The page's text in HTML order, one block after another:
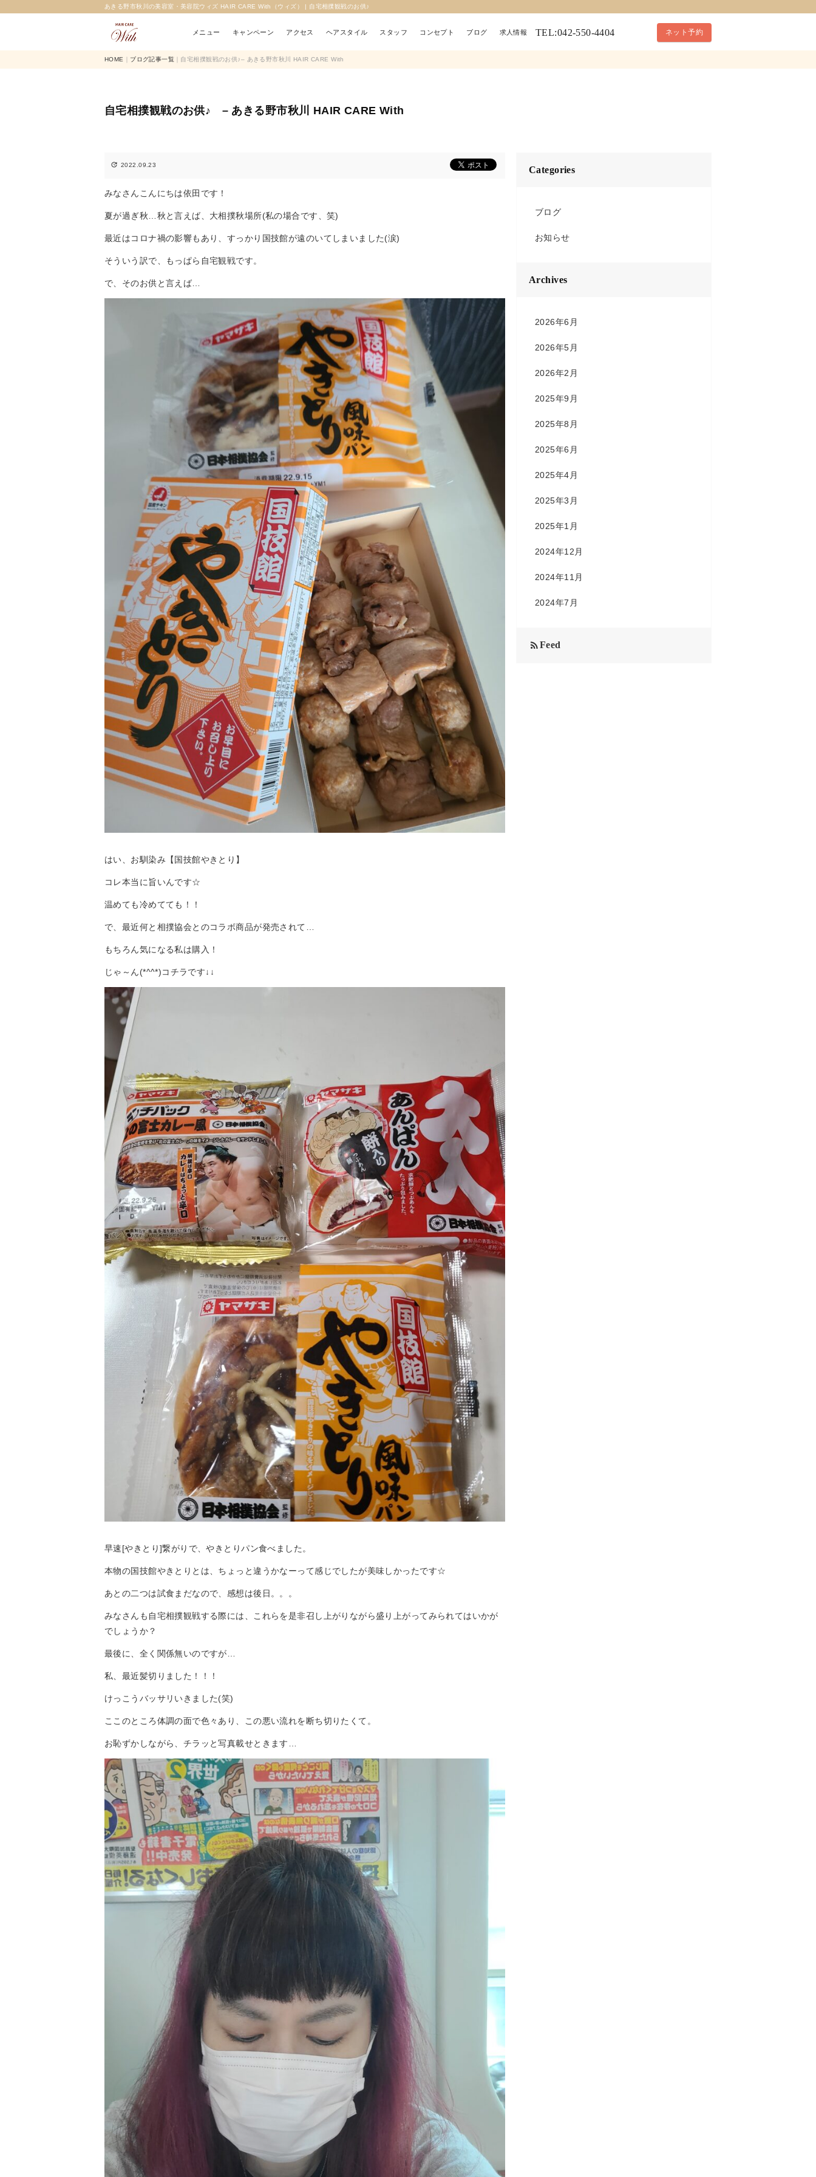
あきる野市秋川の美容室・美容院ウィズ HAIR CARE With（ウィズ） | 自宅相撲観戦のお供♪︎
メニュー キャンペーン アクセス ヘアスタイル スタッフ コンセプト ブログ 求人情報 TEL:042-550-4404 ネット予約
HOME ブログ記事一覧 ｜自宅相撲観戦のお供♪︎– あきる野市秋川 HAIR CARE With
自宅相撲観戦のお供♪︎ – あきる野市秋川 HAIR CARE With
 2022.09.23
みなさんこんにちは依田です！
夏が過ぎ秋…秋と言えば、大相撲秋場所(私の場合です、笑)
最近はコロナ禍の影響もあり、すっかり国技館が遠のいてしまいました(涙)
そういう訳で、もっぱら自宅観戦です。
で、そのお供と言えば…
はい、お馴染み【国技館やきとり】
コレ本当に旨いんです☆
温めても冷めてても！！
で、最近何と相撲協会とのコラボ商品が発売されて…
もちろん気になる私は購入！
じゃ～ん(*^^*)コチラです↓↓
早速[やきとり]繋がりで、やきとりパン食べました。
本物の国技館やきとりとは、ちょっと違うかなーって感じでしたが美味しかったです☆
あとの二つは試食まだなので、感想は後日。。。
みなさんも自宅相撲観戦する際には、これらを是非召し上がりながら盛り上がってみられてはいかが
でしょうか？
最後に、全く関係無いのですが…
私、最近髪切りました！！！
けっこうバッサリいきました(笑)
ここのところ体調の面で色々あり、この悪い流れを断ち切りたくて。
お恥ずかしながら、チラッと写真載せときます…
Categories
ブログ
お知らせ
Archives
2026年6月
2026年5月
2026年2月
2025年9月
2025年8月
2025年6月
2025年4月
2025年3月
2025年1月
2024年12月
2024年11月
2024年7月
Feed